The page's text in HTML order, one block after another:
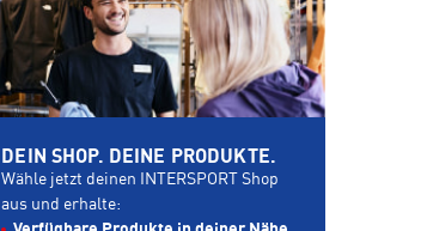
DEIN SHOP. DEINE PRODUKTE.
Wähle jetzt deinen INTERSPORT Shop
aus und erhalte: